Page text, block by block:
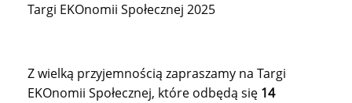
Targi EKOnomii Społecznej 2025
Z wielką przyjemnością zapraszamy na Targi
EKOnomii Społecznej, które odbędą się 14